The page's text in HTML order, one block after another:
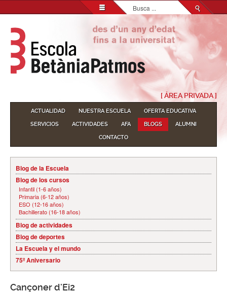
Buscar...
[ ÁREA PRIVADA ]
ACTUALIDAD NUESTRA ESCUELA
OFERTA EDUCATIVA
SERVICIOS
ACTIVIDADES AFA BLOGS
ALUMNI
CONTACTO
Blog de la Escuela
Blog de los cursos
Infantil (1-6 años)
Primaria (6-12 años)
ESO (12-16 años)
Bachillerato (16-18 años)
Blog de actividades
Blog de deportes
La Escuela y el mundo
75º Aniversario
Cançoner d'Ei2